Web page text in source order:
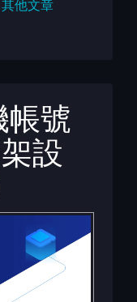
其他文章
帳號
設